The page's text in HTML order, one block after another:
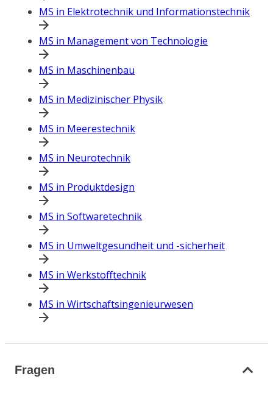
MS in Elektrotechnik und Informationstechnik
MS in Management von Technologie
MS in Maschinenbau
MS in Medizinischer Physik
MS in Meerestechnik
MS in Neurotechnik
MS in Produktdesign
MS in Softwaretechnik
MS in Umweltgesundheit und -sicherheit
MS in Werkstofftechnik
MS in Wirtschaftsingenieurwesen
Fragen